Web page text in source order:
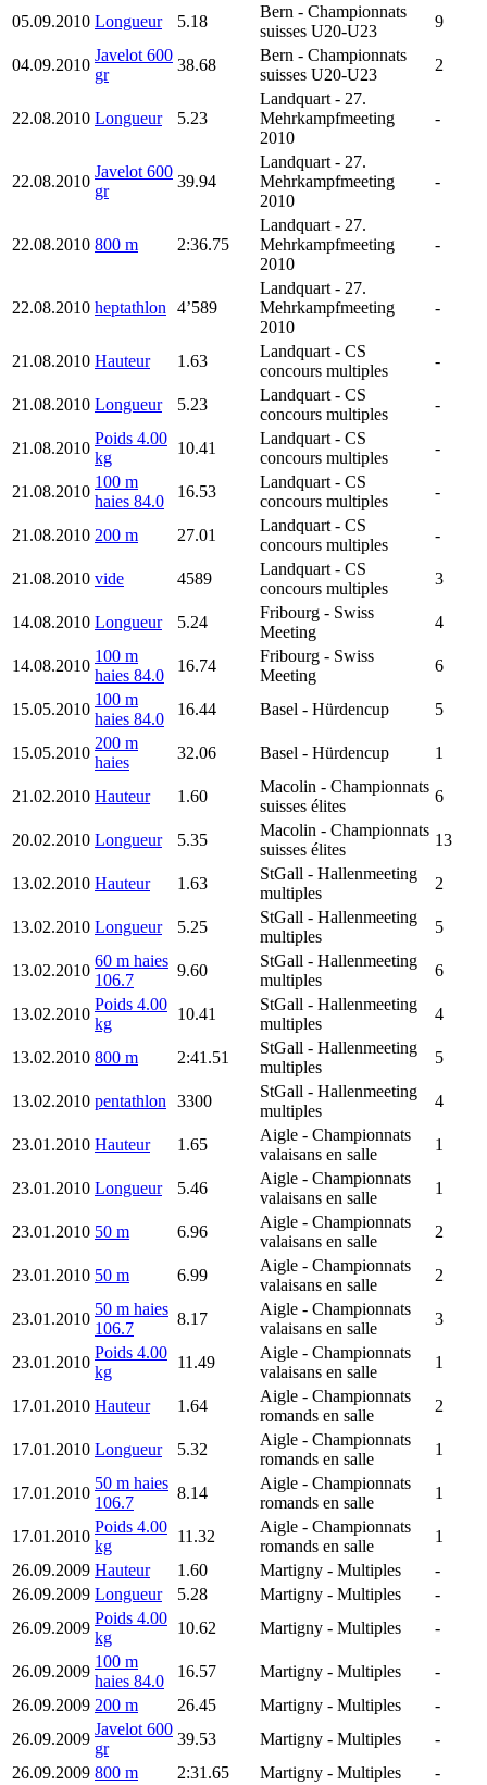
05.09.2010 Longueur 5.18
Bern - Championnats
suisses U20-U23
9
04.09.2010
Javelot 600
gr
38.68
Bern - Championnats
suisses U20-U23
2
22.08.2010 Longueur 5.23
Landquart - 27.
Mehrkampfmeeting
2010
-
22.08.2010
Javelot 600
gr
39.94
Landquart - 27.
Mehrkampfmeeting
2010
-
22.08.2010 800 m 2:36.75
Landquart - 27.
Mehrkampfmeeting
2010
-
22.08.2010 heptathlon 4’589
Landquart - 27.
Mehrkampfmeeting
2010
-
21.08.2010 Hauteur 1.63
Landquart - CS
concours multiples
-
21.08.2010 Longueur 5.23
Landquart - CS
concours multiples
-
21.08.2010
Poids 4.00
kg
10.41
Landquart - CS
concours multiples
-
21.08.2010
100 m
haies 84.0
16.53
Landquart - CS
concours multiples
-
21.08.2010 200 m 27.01
Landquart - CS
concours multiples
-
21.08.2010 vide 4589
Landquart - CS
concours multiples
3
14.08.2010 Longueur 5.24
Fribourg - Swiss
Meeting
4
14.08.2010
100 m
haies 84.0
16.74
Fribourg - Swiss
Meeting
6
15.05.2010
100 m
haies 84.0
16.44 Basel - Hürdencup 5
15.05.2010
200 m
haies
32.06 Basel - Hürdencup 1
21.02.2010 Hauteur 1.60
Macolin - Championnats
suisses élites
6
20.02.2010 Longueur 5.35
Macolin - Championnats
suisses élites
13
13.02.2010 Hauteur 1.63
StGall - Hallenmeeting
multiples
2
13.02.2010 Longueur 5.25
StGall - Hallenmeeting
multiples
5
13.02.2010
60 m haies
106.7
9.60
StGall - Hallenmeeting
multiples
6
13.02.2010
Poids 4.00
kg
10.41
StGall - Hallenmeeting
multiples
4
13.02.2010 800 m 2:41.51
StGall - Hallenmeeting
multiples
5
13.02.2010 pentathlon 3300
StGall - Hallenmeeting
multiples
4
23.01.2010 Hauteur 1.65
Aigle - Championnats
valaisans en salle
1
23.01.2010 Longueur 5.46
Aigle - Championnats
valaisans en salle
1
23.01.2010 50 m 6.96
Aigle - Championnats
valaisans en salle
2
23.01.2010 50 m 6.99
Aigle - Championnats
valaisans en salle
2
23.01.2010
50 m haies
106.7
8.17
Aigle - Championnats
valaisans en salle
3
23.01.2010
Poids 4.00
kg
11.49
Aigle - Championnats
valaisans en salle
1
17.01.2010 Hauteur 1.64
Aigle - Championnats
romands en salle
2
17.01.2010 Longueur 5.32
Aigle - Championnats
romands en salle
1
17.01.2010
50 m haies
106.7
8.14
Aigle - Championnats
romands en salle
1
17.01.2010
Poids 4.00
kg
11.32
Aigle - Championnats
romands en salle
1
26.09.2009 Hauteur 1.60 Martigny - Multiples
-
26.09.2009 Longueur 5.28 Martigny - Multiples
-
26.09.2009
Poids 4.00
kg
10.62 Martigny - Multiples -
26.09.2009
100 m
haies 84.0
16.57 Martigny - Multiples
-
26.09.2009 200 m 26.45 Martigny - Multiples
-
26.09.2009
Javelot 600
gr
39.53 Martigny - Multiples
-
26.09.2009 800 m 2:31.65 Martigny - Multiples
-